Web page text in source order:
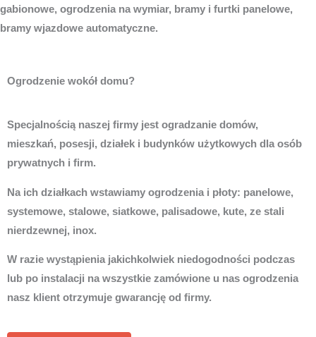
gabionowe, ogrodzenia na wymiar, bramy i furtki panelowe,
bramy wjazdowe automatyczne.
Ogrodzenie wokół domu?
Specjalnością naszej firmy jest ogradzanie domów,
mieszkań, posesji, działek i budynków użytkowych dla osób
prywatnych i firm.
Na ich działkach wstawiamy ogrodzenia i płoty: panelowe,
systemowe, stalowe, siatkowe, palisadowe, kute, ze stali
nierdzewnej, inox.
W razie wystąpienia jakichkolwiek niedogodności podczas
lub po instalacji na wszystkie zamówione u nas ogrodzenia
nasz klient otrzymuje gwarancję od firmy.